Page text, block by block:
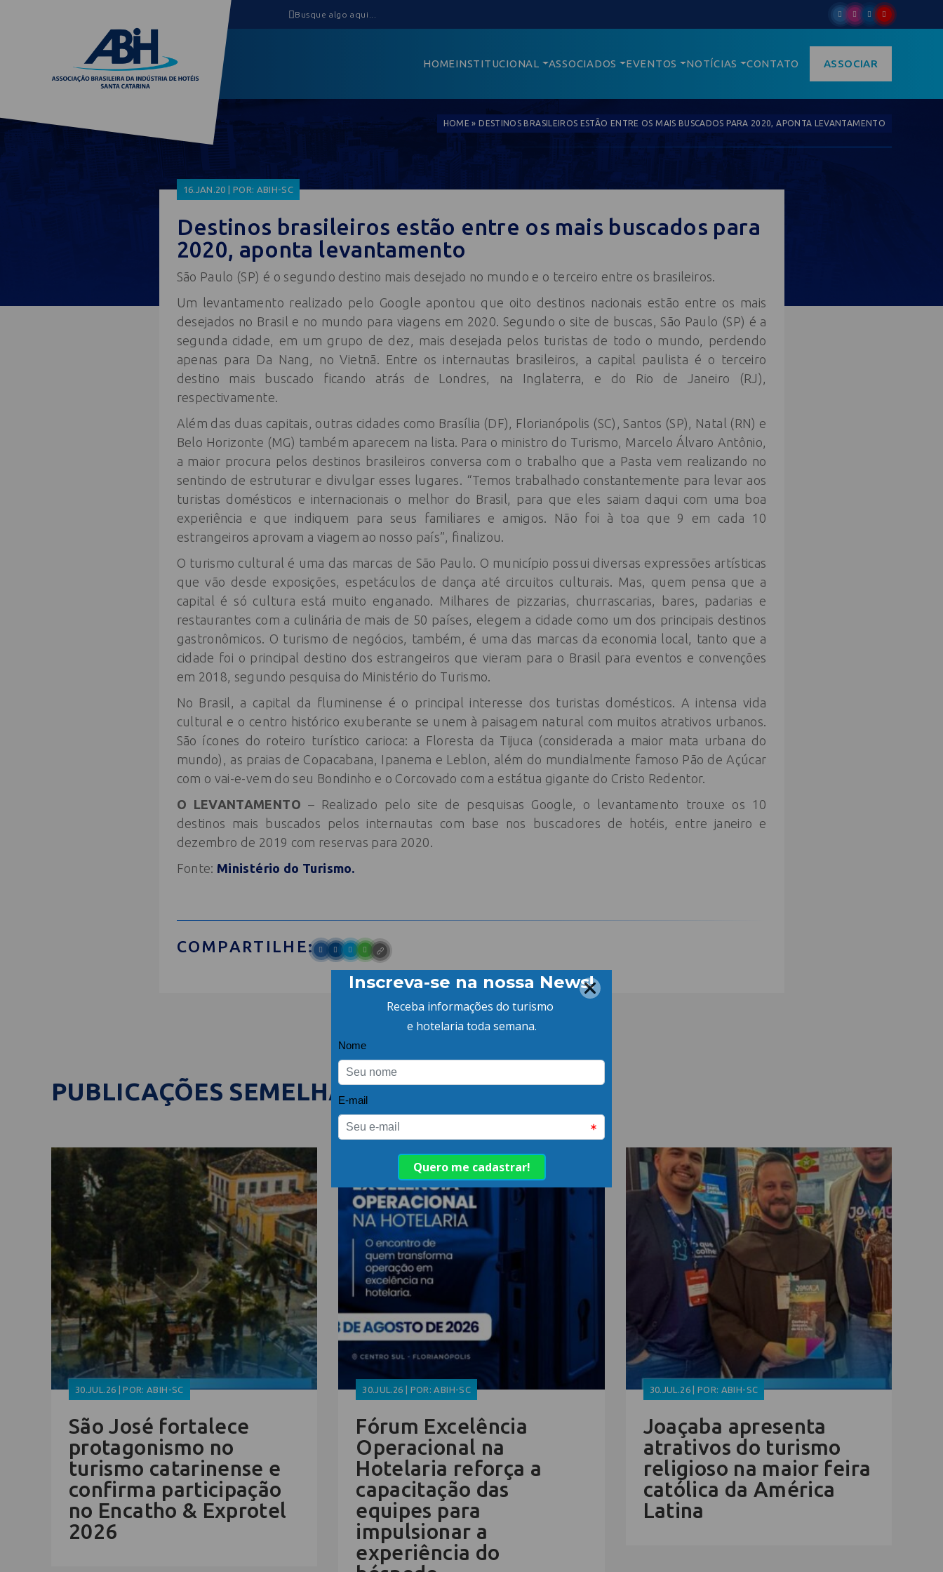
HOMEINSTITUCIONAL ASSOCIADOS EVENTOS NOTÍCIAS CONTATO ASSOCIAR
HOME »DESTINOS BRASILEIROS ESTÃO ENTRE OS MAIS BUSCADOS PARA 2020, APONTA LEVANTAMENTO
16.JAN.20 | POR: ABIH-SC
Destinos brasileiros estão entre os mais buscados para
2020, aponta levantamento
São Paulo (SP) é o segundo destino mais desejado no mundo e o terceiro entre os brasileiros.
Um levantamento realizado pelo Google apontou que oito destinos nacionais estão entre os mais
desejados no Brasil e no mundo para viagens em 2020. Segundo o site de buscas, São Paulo (SP) é a
segunda cidade, em um grupo de dez, mais desejada pelos turistas de todo o mundo, perdendo
apenas para Da Nang, no Vietnã. Entre os internautas brasileiros, a capital paulista é o terceiro
destino mais buscado ficando atrás de Londres, na Inglaterra, e do Rio de Janeiro (RJ),
respectivamente.
Além das duas capitais, outras cidades como Brasília (DF), Florianópolis (SC), Santos (SP), Natal (RN) e
Belo Horizonte (MG) também aparecem na lista. Para o ministro do Turismo, Marcelo Álvaro Antônio,
a maior procura pelos destinos brasileiros conversa com o trabalho que a Pasta vem realizando no
sentindo de estruturar e divulgar esses lugares. “Temos trabalhado constantemente para levar aos
turistas domésticos e internacionais o melhor do Brasil, para que eles saiam daqui com uma boa
experiência e que indiquem para seus familiares e amigos. Não foi à toa que 9 em cada 10
estrangeiros aprovam a viagem ao nosso país”, finalizou.
O turismo cultural é uma das marcas de São Paulo. O município possui diversas expressões artísticas
que vão desde exposições, espetáculos de dança até circuitos culturais. Mas, quem pensa que a
capital é só cultura está muito enganado. Milhares de pizzarias, churrascarias, bares, padarias e
restaurantes com a culinária de mais de 50 países, elegem a cidade como um dos principais destinos
gastronômicos. O turismo de negócios, também, é uma das marcas da economia local, tanto que a
cidade foi o principal destino dos estrangeiros que vieram para o Brasil para eventos e convenções
em 2018, segundo pesquisa do Ministério do Turismo.
No Brasil, a capital da fluminense é o principal interesse dos turistas domésticos. A intensa vida
cultural e o centro histórico exuberante se unem à paisagem natural com muitos atrativos urbanos.
São ícones do roteiro turístico carioca: a Floresta da Tijuca (considerada a maior mata urbana do
mundo), as praias de Copacabana, Ipanema e Leblon, além do mundialmente famoso Pão de Açúcar
com o vai-e-vem do seu Bondinho e o Corcovado com a estátua gigante do Cristo Redentor.
O LEVANTAMENTO – Realizado pelo site de pesquisas Google, o levantamento trouxe os 10
destinos mais buscados pelos internautas com base nos buscadores de hotéis, entre janeiro e
dezembro de 2019 com reservas para 2020.
Fonte: Ministério do Turismo.
COMPARTILHE:
PUBLICAÇÕES SEMELHANTES
30.JUL.26 | POR: ABIH-SC
São José fortalece
protagonismo no
turismo catarinense e
confirma participação
no Encatho & Exprotel
2026
30.JUL.26 | POR: ABIH-SC
Fórum Excelência
Operacional na
Hotelaria reforça a
capacitação das
equipes para
impulsionar a
experiência do
30.JUL.26 | POR: ABIH-SC
Joaçaba apresenta
atrativos do turismo
religioso na maior feira
católica da América
Latina